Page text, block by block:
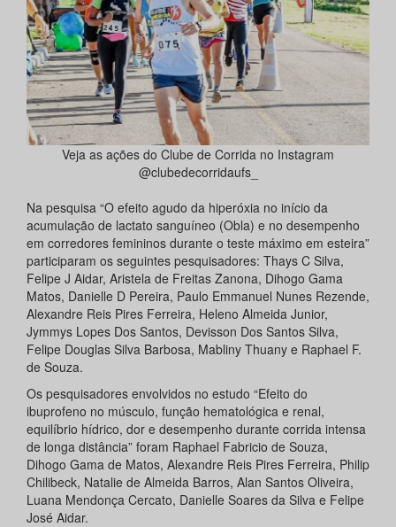
Veja as ações do Clube de Corrida no Instagram
@clubedecorridaufs_
Na pesquisa “O efeito agudo da hiperóxia no início da
acumulação de lactato sanguíneo (Obla) e no desempenho
em corredores femininos durante o teste máximo em esteira”
participaram os seguintes pesquisadores: Thays C Silva,
Felipe J Aidar, Aristela de Freitas Zanona, Dihogo Gama
Matos, Danielle D Pereira, Paulo Emmanuel Nunes Rezende,
Alexandre Reis Pires Ferreira, Heleno Almeida Junior,
Jymmys Lopes Dos Santos, Devisson Dos Santos Silva,
Felipe Douglas Silva Barbosa, Mabliny Thuany e Raphael F.
de Souza.
Os pesquisadores envolvidos no estudo “Efeito do
ibuprofeno no músculo, função hematológica e renal,
equilíbrio hídrico, dor e desempenho durante corrida intensa
de longa distância” foram Raphael Fabricio de Souza,
Dihogo Gama de Matos, Alexandre Reis Pires Ferreira, Philip
Chilibeck, Natalie de Almeida Barros, Alan Santos Oliveira,
Luana Mendonça Cercato, Danielle Soares da Silva e Felipe
José Aidar.